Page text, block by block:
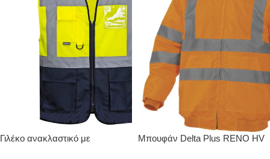
Γιλέκο ανακλαστικό με
Μπουφάν Delta Plus RENO HV